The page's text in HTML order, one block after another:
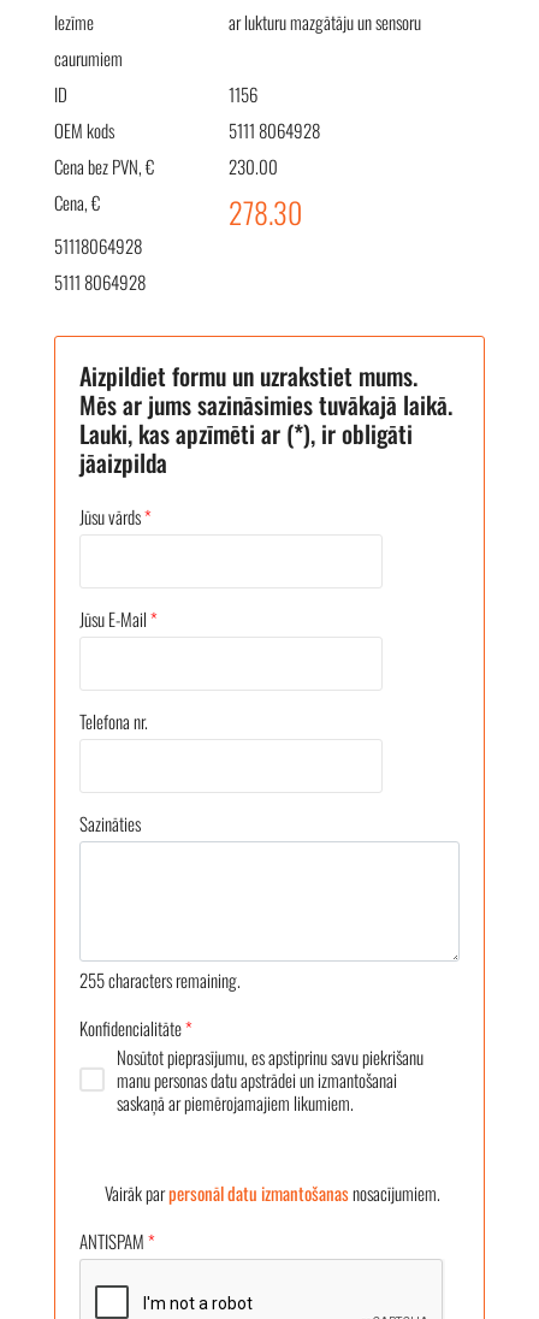
Iezīme
ar lukturu mazgātāju un sensoru
caurumiem
ID
1156
OEM kods
5111 8064928
Cena bez PVN, €
230.00
Cena, €
278.30
51118064928
5111 8064928
Aizpildiet formu un uzrakstiet mums.
Mēs ar jums sazināsimies tuvākajā laikā.
Lauki, kas apzīmēti ar (*), ir obligāti
jāaizpilda
Jūsu vārds*
Jūsu E-Mail*
Telefona nr.
Sazināties
255characters remaining.
Konfidencialitāte*
Nosūtot pieprasījumu, es apstiprinu savu piekrišanu
manu personas datu apstrādei un izmantošanai
saskaņā ar piemērojamajiem likumiem.
Vairāk parpersonāl datu izmantošanasnosacījumiem.
ANTISPAM*